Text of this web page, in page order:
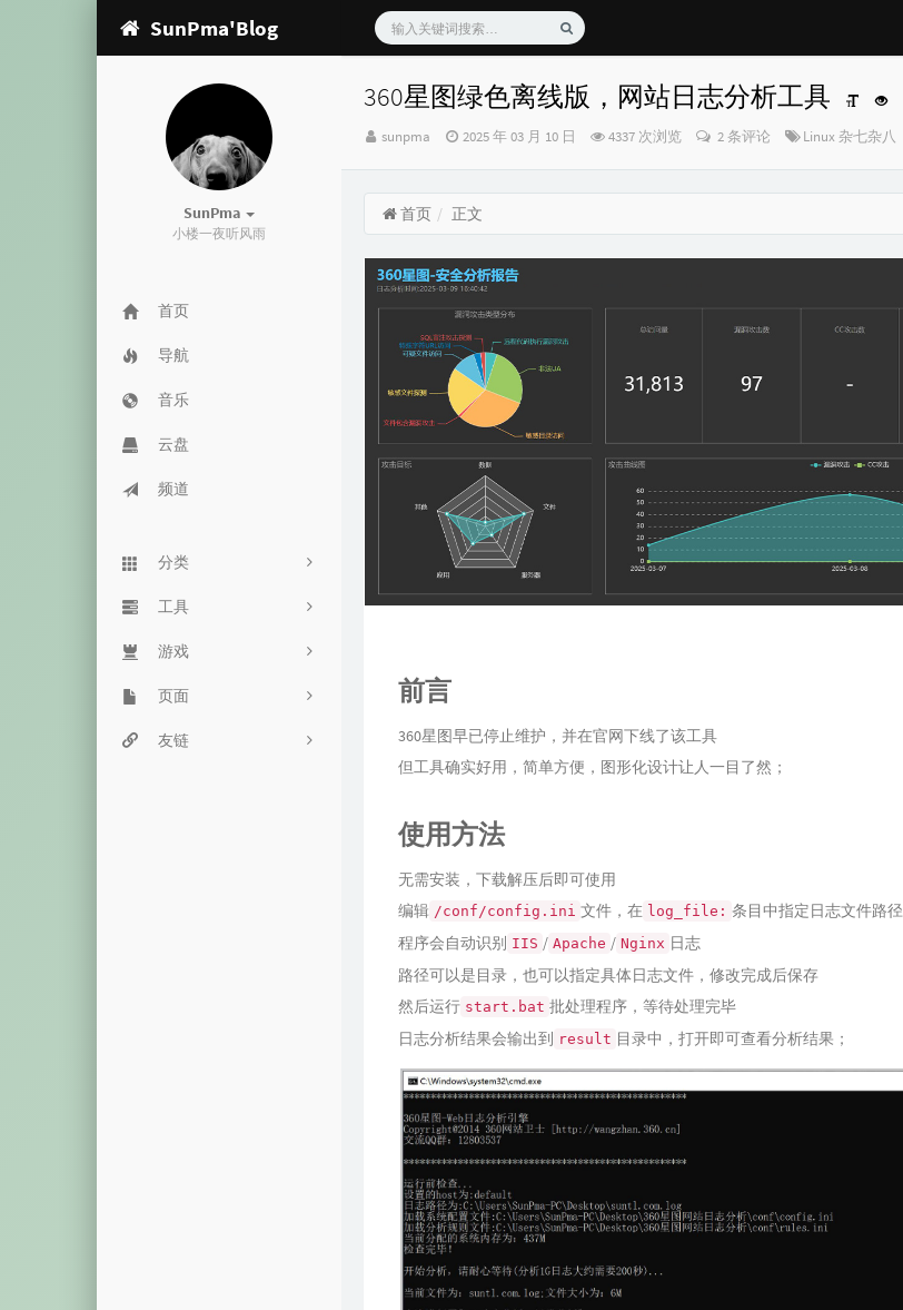
SunPma'Blog
SunPma
小楼一夜听风雨
首页
导航
音乐
云盘
频道
分类
90
Linux
24
Typecho
61
杂七杂八
5
主机推荐
工具
服务监控
网站监控
目录程序
游戏
街头霸王
飞机大战
页面
豆瓣网
友链
360星图绿色离线版，网站日志分析工具
博
sunpma
发
时
间：
2025 年 03 月 10 日 4337 次浏览 2 条评论
分
Linux杂七杂八
首页 正文
前言
360星图早已停止维护，并在官网下线了该工具
但工具确实好用，简单方便，图形化设计让人一目了然；
使用方法
无需安装，下载解压后即可使用
编辑 /conf/config.ini 文件，在 log_file: 条目中指定日志文件路径
程序会自动识别 IIS / Apache / Nginx 日志
路径可以是目录，也可以指定具体日志文件，修改完成后保存
然后运行 start.bat 批处理程序，等待处理完毕
日志分析结果会输出到 result 目录中，打开即可查看分析结果；